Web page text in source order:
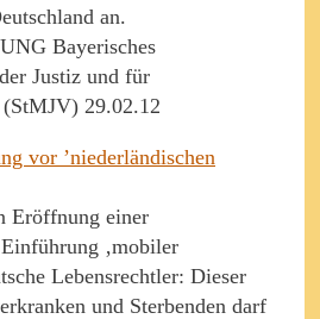
an.
Bayerisches
Justiz und für
(StMJV) 29.02.12
vor ’niederländischen
Eröffnung einer
‚mobiler
Lebensrechtler: Dieser
und Sterbenden darf